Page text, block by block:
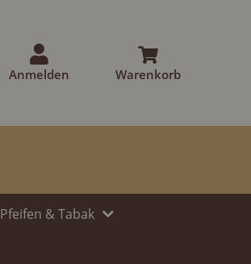
Warenkorb
Anmelden
Pfeifen & Tabak